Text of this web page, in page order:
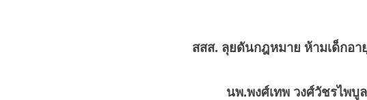
สสส. ลุยดันกฎหมาย ห้ามเด็กอ
นพ.พงศ์เทพ วงศ์วัชรไพบู